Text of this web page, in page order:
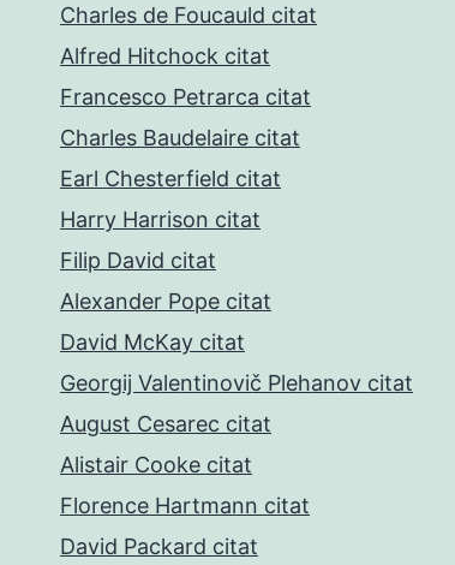
Charles de Foucauld citat
Alfred Hitchock citat
Francesco Petrarca citat
Charles Baudelaire citat
Earl Chesterfield citat
Harry Harrison citat
Filip David citat
Alexander Pope citat
David McKay citat
Georgij Valentinovič Plehanov citat
August Cesarec citat
Alistair Cooke citat
Florence Hartmann citat
David Packard citat